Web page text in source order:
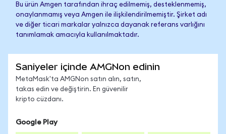
Bu ürün Amgen tarafından ihraç edilmemiş, desteklenmemiş,
onaylanmamış veya Amgen ile ilişkilendirilmemiştir. Şirket adı
ve diğer ticari markalar yalnızca dayanak referans varlığını
tanımlamak amacıyla kullanılmaktadır.
Saniyeler içinde AMGNon edinin
MetaMask'ta AMGNon satın alın, satın,
takas edin ve değiştirin. En güvenilir
kripto cüzdanı.
Google Play